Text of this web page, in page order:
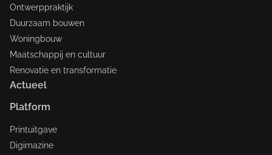
Ontwerppraktijk
Duurzaam bouwen
Woningbouw
Maatschappij en cultuur
Renovatie en transformatie
Actueel
Platform
Printuitgave
Digimazine